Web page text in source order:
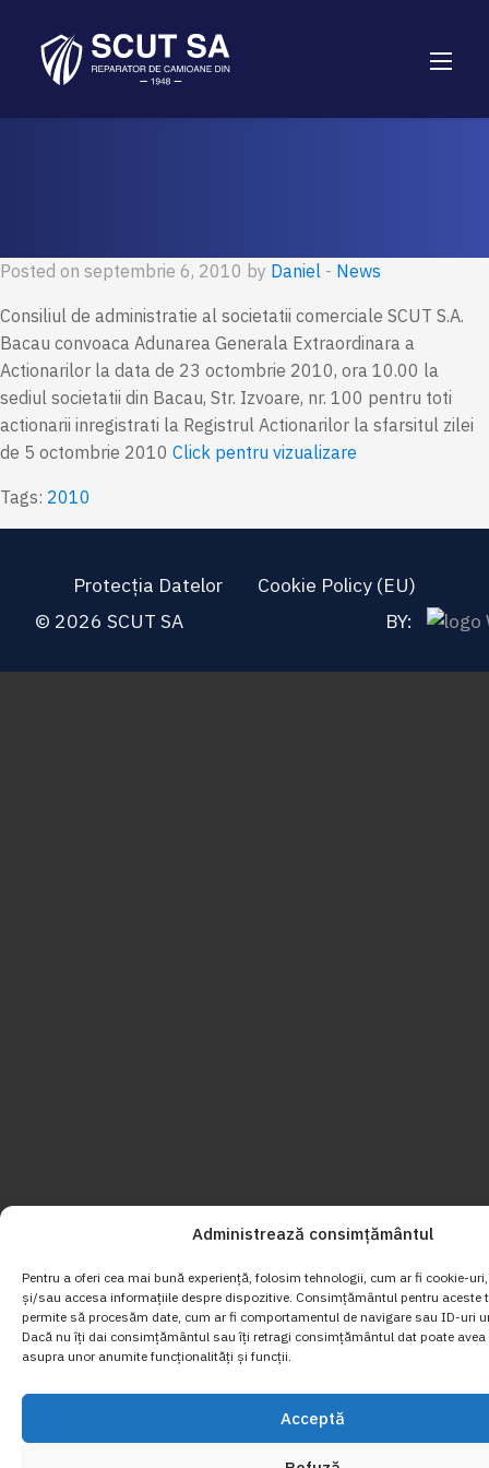
Administrează consimțământul
Pentru a oferi cea mai bună experiență, folosim tehnologii, cum ar fi cookie-
și/sau accesa informațiile despre dispozitive. Consimțământul pentru aceste
permite să procesăm date, cum ar fi comportamentul de navigare sau ID-uri
Dacă nu îți dai consimțământul sau îți retragi consimțământul dat poate avea
asupra unor anumite funcționalități și funcții.
Acceptă
Posted on septembrie 6, 2010 by Daniel - News
Consiliul de administratie al societatii comerciale SCUT S.A.
Bacau convoaca Adunarea Generala Extraordinara a
Actionarilor la data de 23 octombrie 2010, ora 10.00 la
sediul societatii din Bacau, Str. Izvoare, nr. 100 pentru toti
actionarii inregistrati la Registrul Actionarilor la sfarsitul zilei
de 5 octombrie 2010 Click pentru vizualizare
Tags: 2010
© 2026 SCUT SA
Protecția Datelor
Cookie Policy (EU)
BY: